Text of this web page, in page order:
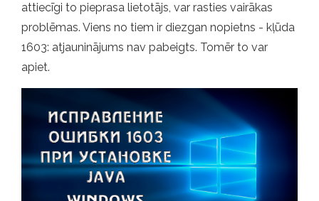
attiecīgi to pieprasa lietotājs, var rasties vairākas
problēmas. Viens no tiem ir diezgan nopietns - kļūda
1603: atjauninājums nav pabeigts. Tomēr to var
apiet.